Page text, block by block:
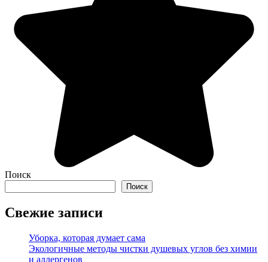
Поиск
Поиск
Свежие записи
Уборка, которая думает сама
Экологичные методы чистки душевых углов без химии
и аллергенов